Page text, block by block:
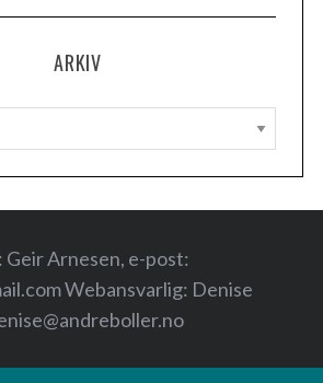
ARKIV
Geir Arnesen, e-post:
Webansvarlig: Denise